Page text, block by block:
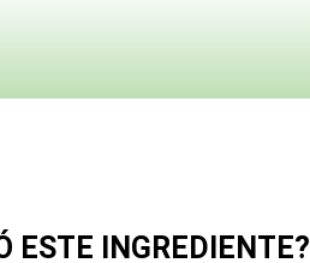
ESTE INGREDIENTE?